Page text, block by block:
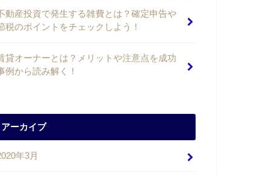
動産投資で発生する雑費とは？確定申告や
税のポイントをチェックしよう！
貸オーナーとは？メリットや注意点を成功
例から読み解く！
アーカイブ
年3月